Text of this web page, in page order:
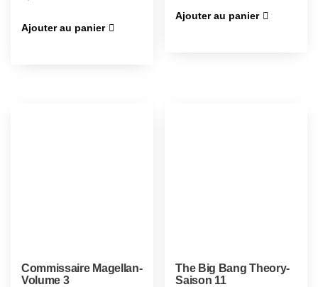
Ajouter au panier
Ajouter au panier
Commissaire Magellan-
Volume 3
The Big Bang Theory-
Saison 11